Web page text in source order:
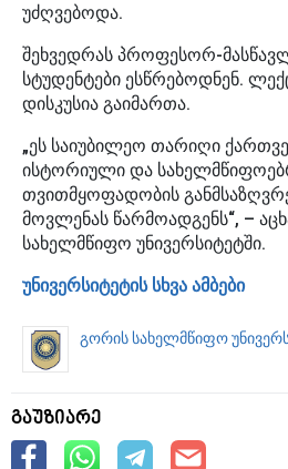
უძღვებოდა.
შეხვედრას პროფესორ-
სტუდენტები ესწრებოდნენ.
დისკუსია გაიმართა.
„ეს საიუბილეო თარიღი
ისტორიული და
თვითმყოფადობის
მოვლენას წარმოადგენს“, –
სახელმწიფო უნივერსიტეტში.
უნივერსიტეტის სხვა ამბები
გორის სახელმწიფო
გაუზიარე